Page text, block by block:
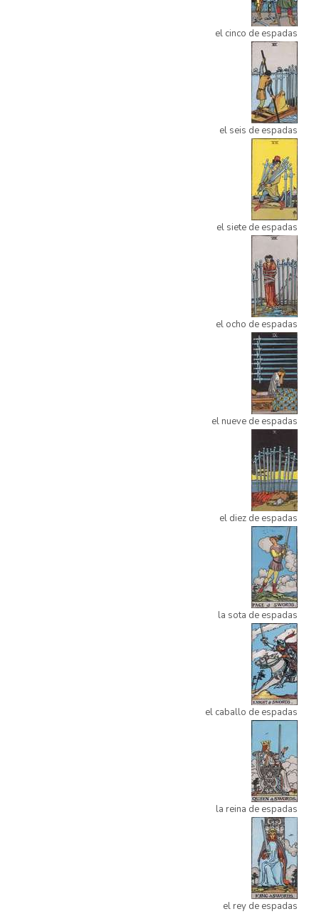
el cinco de espadas
el seis de espadas
el siete de espadas
el ocho de espadas
el nueve de espadas
el diez de espadas
la sota de espadas
el caballo de espadas
la reina de espadas
el rey de espadas